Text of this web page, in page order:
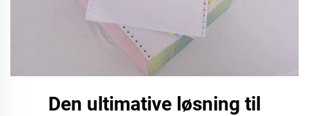
Den ultimative løsning til